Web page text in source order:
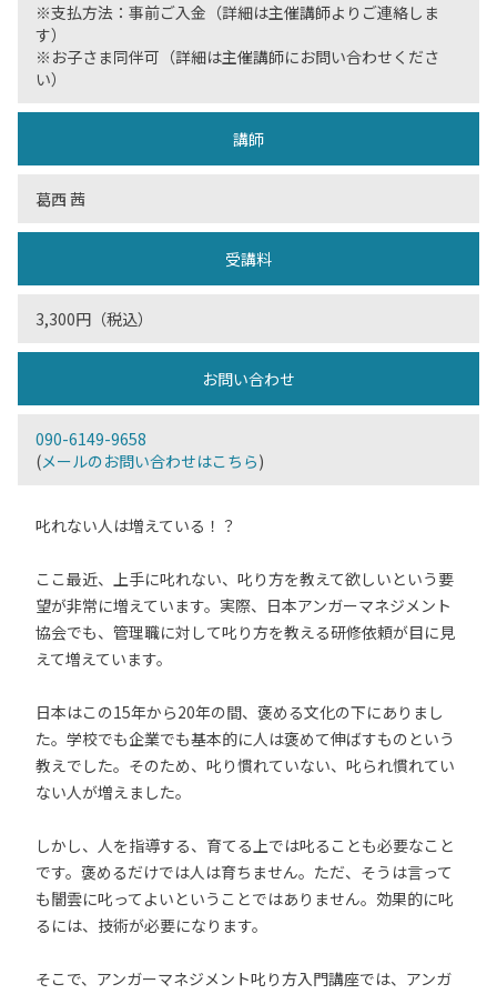
※支払方法：事前ご入金（詳細は主催講師よりご連絡しま
す）
※お子さま同伴可（詳細は主催講師にお問い合わせくださ
い）
講師
葛西 茜
受講料
3,300円（税込）
お問い合わせ
090-6149-9658
(メールのお問い合わせはこちら)
叱れない人は増えている！？
ここ最近、上手に叱れない、叱り方を教えて欲しいという要
望が非常に増えています。実際、日本アンガーマネジメント
協会でも、管理職に対して叱り方を教える研修依頼が目に見
えて増えています。
日本はこの15年から20年の間、褒める文化の下にありまし
た。学校でも企業でも基本的に人は褒めて伸ばすものという
教えでした。そのため、叱り慣れていない、叱られ慣れてい
ない人が増えました。
しかし、人を指導する、育てる上では叱ることも必要なこと
です。褒めるだけでは人は育ちません。ただ、そうは言って
も闇雲に叱ってよいということではありません。効果的に叱
るには、技術が必要になります。
そこで、アンガーマネジメント叱り方入門講座では、アンガ